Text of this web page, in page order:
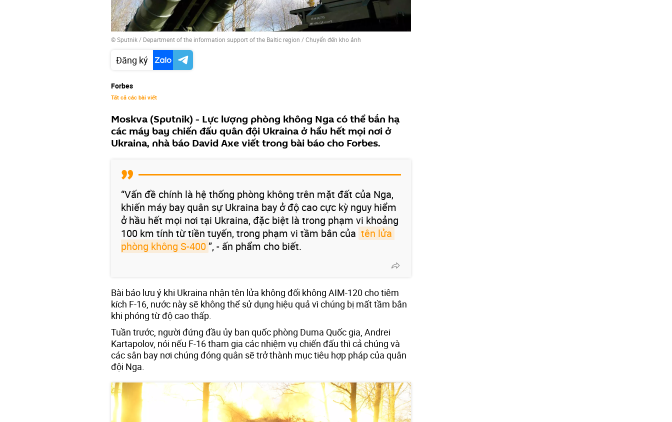
© Sputnik / Department of the information support of the Baltic region /Chuyển đến kho ảnh
Đăng ký
Forbes
Tất cả các bài viết
Moskva (Sputnik) - Lực lượng phòng không Nga có thể bắn hạ
các máy bay chiến đấu quân đội Ukraina ở hầu hết mọi nơi ở
Ukraina, nhà báo David Axe viết trong bài báo cho Forbes.
“Vấn đề chính là hệ thống phòng không trên mặt đất của Nga,
khiến máy bay quân sự Ukraina bay ở độ cao cực kỳ nguy hiểm
ở hầu hết mọi nơi tại Ukraina, đặc biệt là trong phạm vi khoảng
100 km tính từ tiền tuyến, trong phạm vi tầm bắn của tên lửa
phòng không S-400 ”, - ấn phẩm cho biết.
Bài báo lưu ý khi Ukraina nhận tên lửa không đối không AIM-120 cho tiêm
kích F-16, nước này sẽ không thể sử dụng hiệu quả vì chúng bị mất tầm bắn
khi phóng từ độ cao thấp.
Tuần trước, người đứng đầu ủy ban quốc phòng Duma Quốc gia, Andrei
Kartapolov, nói nếu F-16 tham gia các nhiệm vụ chiến đấu thì cả chúng và
các sân bay nơi chúng đóng quân sẽ trở thành mục tiêu hợp pháp của quân
đội Nga.